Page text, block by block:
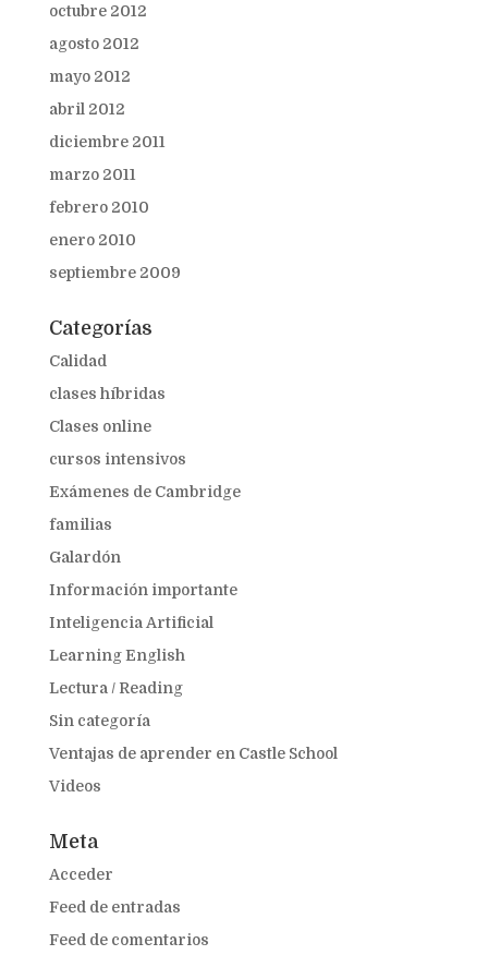
octubre 2012
agosto 2012
mayo 2012
abril 2012
diciembre 2011
marzo 2011
febrero 2010
enero 2010
septiembre 2009
Categorías
Calidad
clases híbridas
Clases online
cursos intensivos
Exámenes de Cambridge
familias
Galardón
Información importante
Inteligencia Artificial
Learning English
Lectura / Reading
Sin categoría
Ventajas de aprender en Castle School
Videos
Meta
Acceder
Feed de entradas
Feed de comentarios